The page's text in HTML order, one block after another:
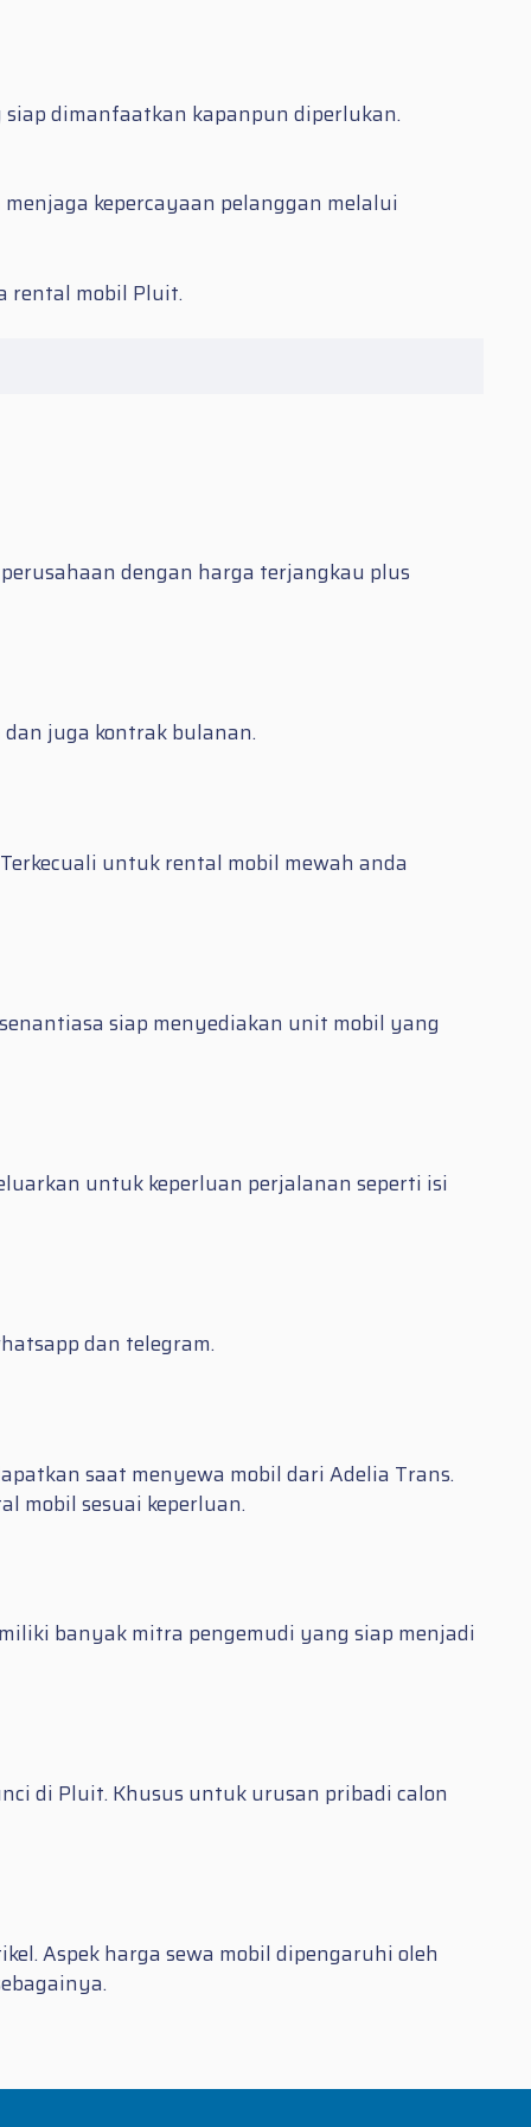
dimanfaatkan kapanpun diperlukan.
kepercayaan pelanggan melalui
rental mobil Pluit.
dengan harga terjangkau plus
juga kontrak bulanan.
untuk rental mobil mewah anda
siap menyediakan unit mobil yang
untuk keperluan perjalanan seperti isi
dan telegram.
saat menyewa mobil dari Adelia Trans.
mobil sesuai keperluan.
banyak mitra pengemudi yang siap menjadi
di Pluit. Khusus untuk urusan pribadi calon
Aspek harga sewa mobil dipengaruhi oleh